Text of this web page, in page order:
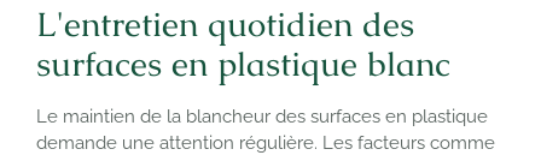
L'entretien quotidien des
surfaces en plastique blanc
Le maintien de la blancheur des surfaces en plastique
demande une attention régulière. Les facteurs comme